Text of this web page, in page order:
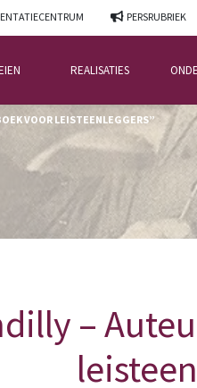
PERSRUBRIEK
REALISATIES
VOOR LEISTEENLEGGERS”
–